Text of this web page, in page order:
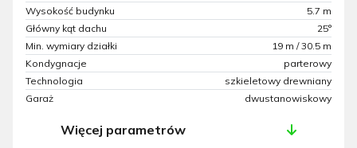
Wysokość budynku
5.7 m
Główny kąt dachu
25°
Min. wymiary działki
19 m / 30.5 m
Kondygnacje
parterowy
Technologia
szkieletowy drewniany
Garaż
dwustanowiskowy
Więcej parametrów